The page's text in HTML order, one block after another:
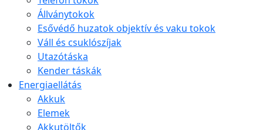
Állványtokok
Esővédő huzatok objektív és vaku tokok
Váll és csuklószíjak
Utazótáska
Kender táskák
Energiaellátás
Akkuk
Elemek
Akkutöltők